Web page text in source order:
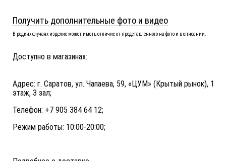
Получить дополнительные фото и видео
В редких случаях изделие может иметь отличие от представленного на фото и в описании.
Доступно в магазинах:
Адрес: г. Саратов, ул. Чапаева, 59, «ЦУМ» (Крытый рынок), 1
этаж, 3 зал;
Телефон: +7 905 384 64 12;
Режим работы: 10:00-20:00;